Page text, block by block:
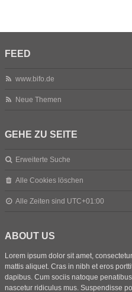
FEED
www.bifo.de
Neue Themen
GEHE ZU SEITE
Erweiterte Suche
Alle Cookies löschen
Alle Zeiten sind UTC+01:00
ABOUT US
Lorem ipsum dolor sit amet,
mattis aliquet. Cras in nibh et eros
dapibus. Cum sociis natoque
nascetur ridiculus mus. Suspendisse